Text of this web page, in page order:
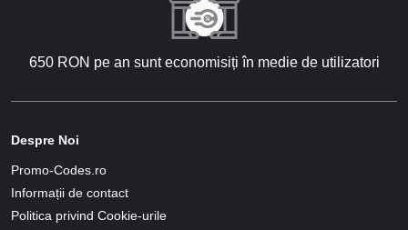
650 RON pe an sunt economisiți în medie de utilizatori
Despre Noi
Promo-Codes.ro
Informații de contact
Politica privind Cookie-urile